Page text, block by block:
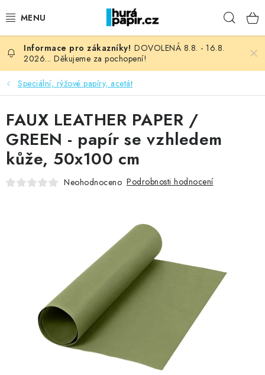
na
NOVINKY
HURÁ DÍLNA
VŠECHNO ZBOŽÍ
KNIHAŘSKÝ MATERIÁL
MOJE OBJEDNÁVKA
Doprava Kontakty Moje objednávka
Oblíbené ♥️
Hodnocení obchodu
Obchodní podmínky
Ověřování recenzí
DOVOLENÁ 8.8. - 16.8.
2026... Děkujeme za pochopení!
Speciální, rýžové papíry, acetát
FAUX LEATHER PAPER /
GREEN - papír se vzhledem
kůže, 50x100 cm
Neohodnoceno Podrobnosti hodnocení